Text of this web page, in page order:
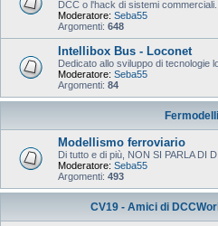
DCC o l'hack di sistemi commerciali.
Moderatore: Seba55
Argomenti: 648
Intellibox Bus - Loconet
Dedicato allo sviluppo di tecnologie
Moderatore: Seba55
Argomenti: 84
Modellismo ferroviario
Di tutto e di più, NON SI PARLA DI
Moderatore: Seba55
Argomenti: 493
CV19 - Amici di